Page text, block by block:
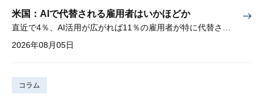
米国：AIで代替される雇用者はいかほどか
2026年08月05日
コラム